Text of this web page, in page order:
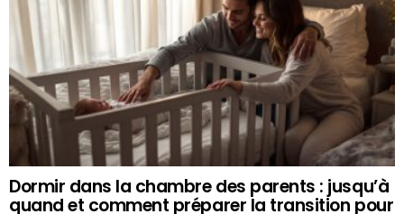
Dormir dans la chambre des parents : jusqu’à
quand et comment préparer la transition pour